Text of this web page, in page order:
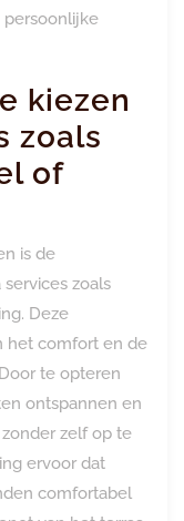
kiezen
zoals
of
is de
zoals
Deze
het comfort en de
te opteren
ontspannen en
zelf op te
ervoor dat
comfortabel